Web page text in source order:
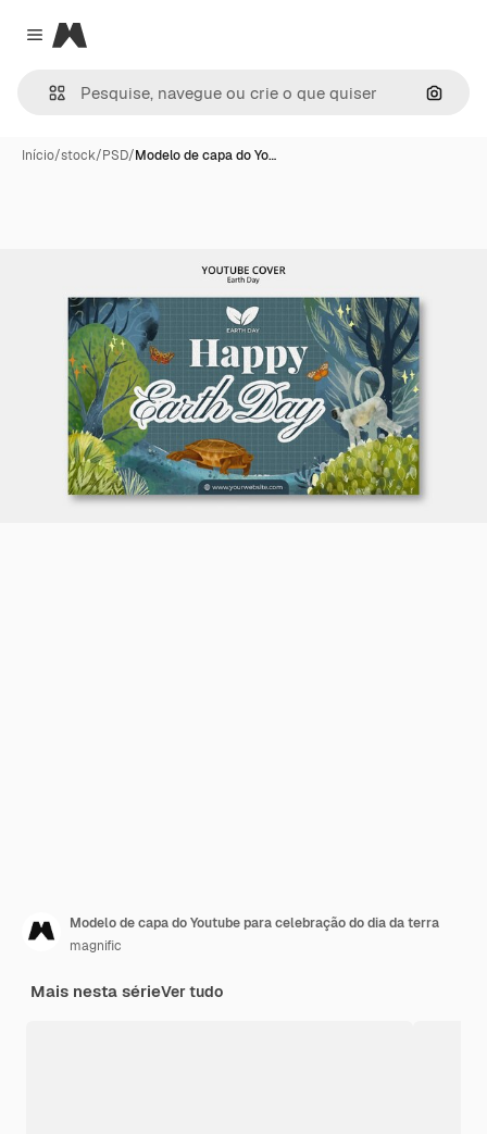
Close menu
Magnific
Início/stock/PSD/Modelo de capa do Yo…
Modelo de capa do Youtube para celebração do dia da terra
magnific
Mais nesta sérieVer tudo